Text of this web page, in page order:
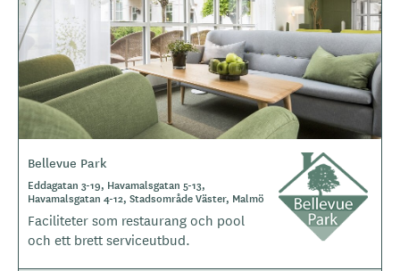
o
g
Bellevue Park
Eddagatan 3-19, Havamalsgatan 5-13,
Havamalsgatan 4-12, Stadsområde Väster, Malmö
Faciliteter som restaurang och pool
och ett brett serviceutbud.